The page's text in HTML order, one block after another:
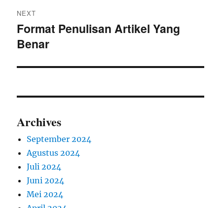
NEXT
Next
post:
Format Penulisan Artikel Yang
Benar
Archives
September 2024
Agustus 2024
Juli 2024
Juni 2024
Mei 2024